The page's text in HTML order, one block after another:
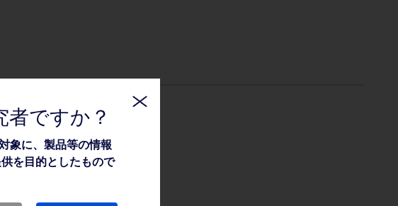
者ですか？
象に、製品等の情報
を目的としたもので